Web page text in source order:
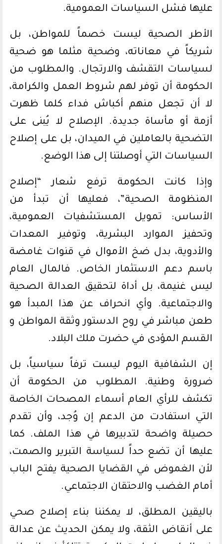
عليها فشل السياسات العمومية.
الأطر الصحية ليست خصماً للمواطن، بل
شريكاً في معاناته، وضحية مثلما هو ضحية
لسياسات التقشف والارتجال. والمطلوب من
الحكومة أن توفر لهم شروط العمل والكرامة،
لا أن تجعل منهم أكباش فداء كلما ظهرت
أزمة أو مأساة جديدة. الإصلاح لا يُبنى على
التضحية بالعاملين في الميدان، بل على إصلاح
السياسات التي أوصلتنا إلى هذا الوضع.
وإذا كانت الحكومة ترفع شعار “إصلاح
المنظومة الصحية”، فعليها أن تبدأ من
الأساس: تمويل المستشفيات العمومية،
وتحفيز الموارد البشرية، وتوفير المعدات
والأدوية، بدل ضخ الأموال في قنوات غامضة
باسم دعم الاستثمار الخاص. فالمال العام
ليس غنيمة، بل أداة لتحقيق العدالة الصحية
والاجتماعية. وأي انحراف عن هذا المبدأ هو
طعن مباشر في روح الدستور وثقة المواطن و
القسم المؤدى في حضرت ملك البلاد.
إن الشفافية اليوم ليست ترفاً سياسياً، بل
ضرورة وطنية. المطلوب من الحكومة أن
تكشف للرأي العام أسماء المصحات الخاصة
التي استفادت من الدعم إن وُجد، وأن تقدم
حصيلة واضحة لتدبيرها في هذا الملف. كما
عليها أن تضع حداً لسياسة التبرير والصمت،
لأن الغموض في القضايا الصحية يفتح الباب
أمام الغضب والاحتقان الاجتماعي.
باليقين المطلق، لا يمكننا بناء إصلاح صحي
على أنقاض الثقة، ولا يمكن الحديث عن عدالة